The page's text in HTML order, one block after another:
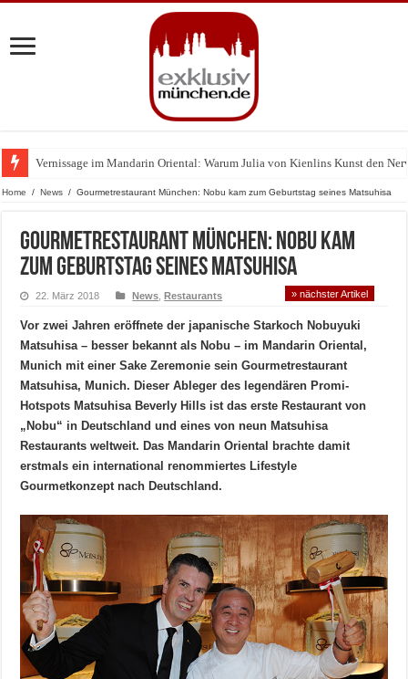
Vernissage im Mandarin Oriental: Warum Julia von Kienlins Kunst den
Home / News / Gourmetrestaurant München: Nobu kam zum Geburtstag seines Matsuhisa
Gourmetrestaurant München: Nobu kam
zum Geburtstag seines Matsuhisa
22. März 2018 News ,Restaurants » nächster Artikel
Vor zwei Jahren eröffnete der japanische Starkoch Nobuyuki
Matsuhisa – besser bekannt als Nobu – im Mandarin Oriental,
Munich mit einer Sake Zeremonie sein Gourmetrestaurant
Matsuhisa, Munich. Dieser Ableger des legendären Promi-
Hotspots Matsuhisa Beverly Hills ist das erste Restaurant von
„Nobu“ in Deutschland und eines von neun Matsuhisa
Restaurants weltweit. Das Mandarin Oriental brachte damit
erstmals ein international renommiertes Lifestyle
Gourmetkonzept nach Deutschland.